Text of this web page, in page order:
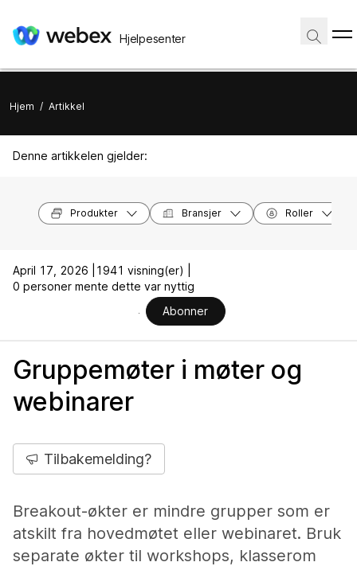
Hjelpesenter
Hjem / Artikkel
Denne artikkelen gjelder:
Produkter Bransjer Roller
April 17, 2026 |
1941 visning(er) |
0 personer mente dette var nyttig
Abonner
Gruppemøter i møter og
webinarer
Tilbakemelding?
Breakout-økter er mindre grupper som er
atskilt fra hovedmøtet eller webinaret. Bruk
separate økter til workshops, klasserom